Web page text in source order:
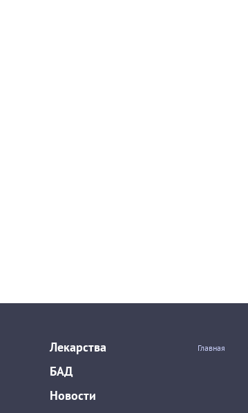
Лекарства
БАД
Новости
Главная